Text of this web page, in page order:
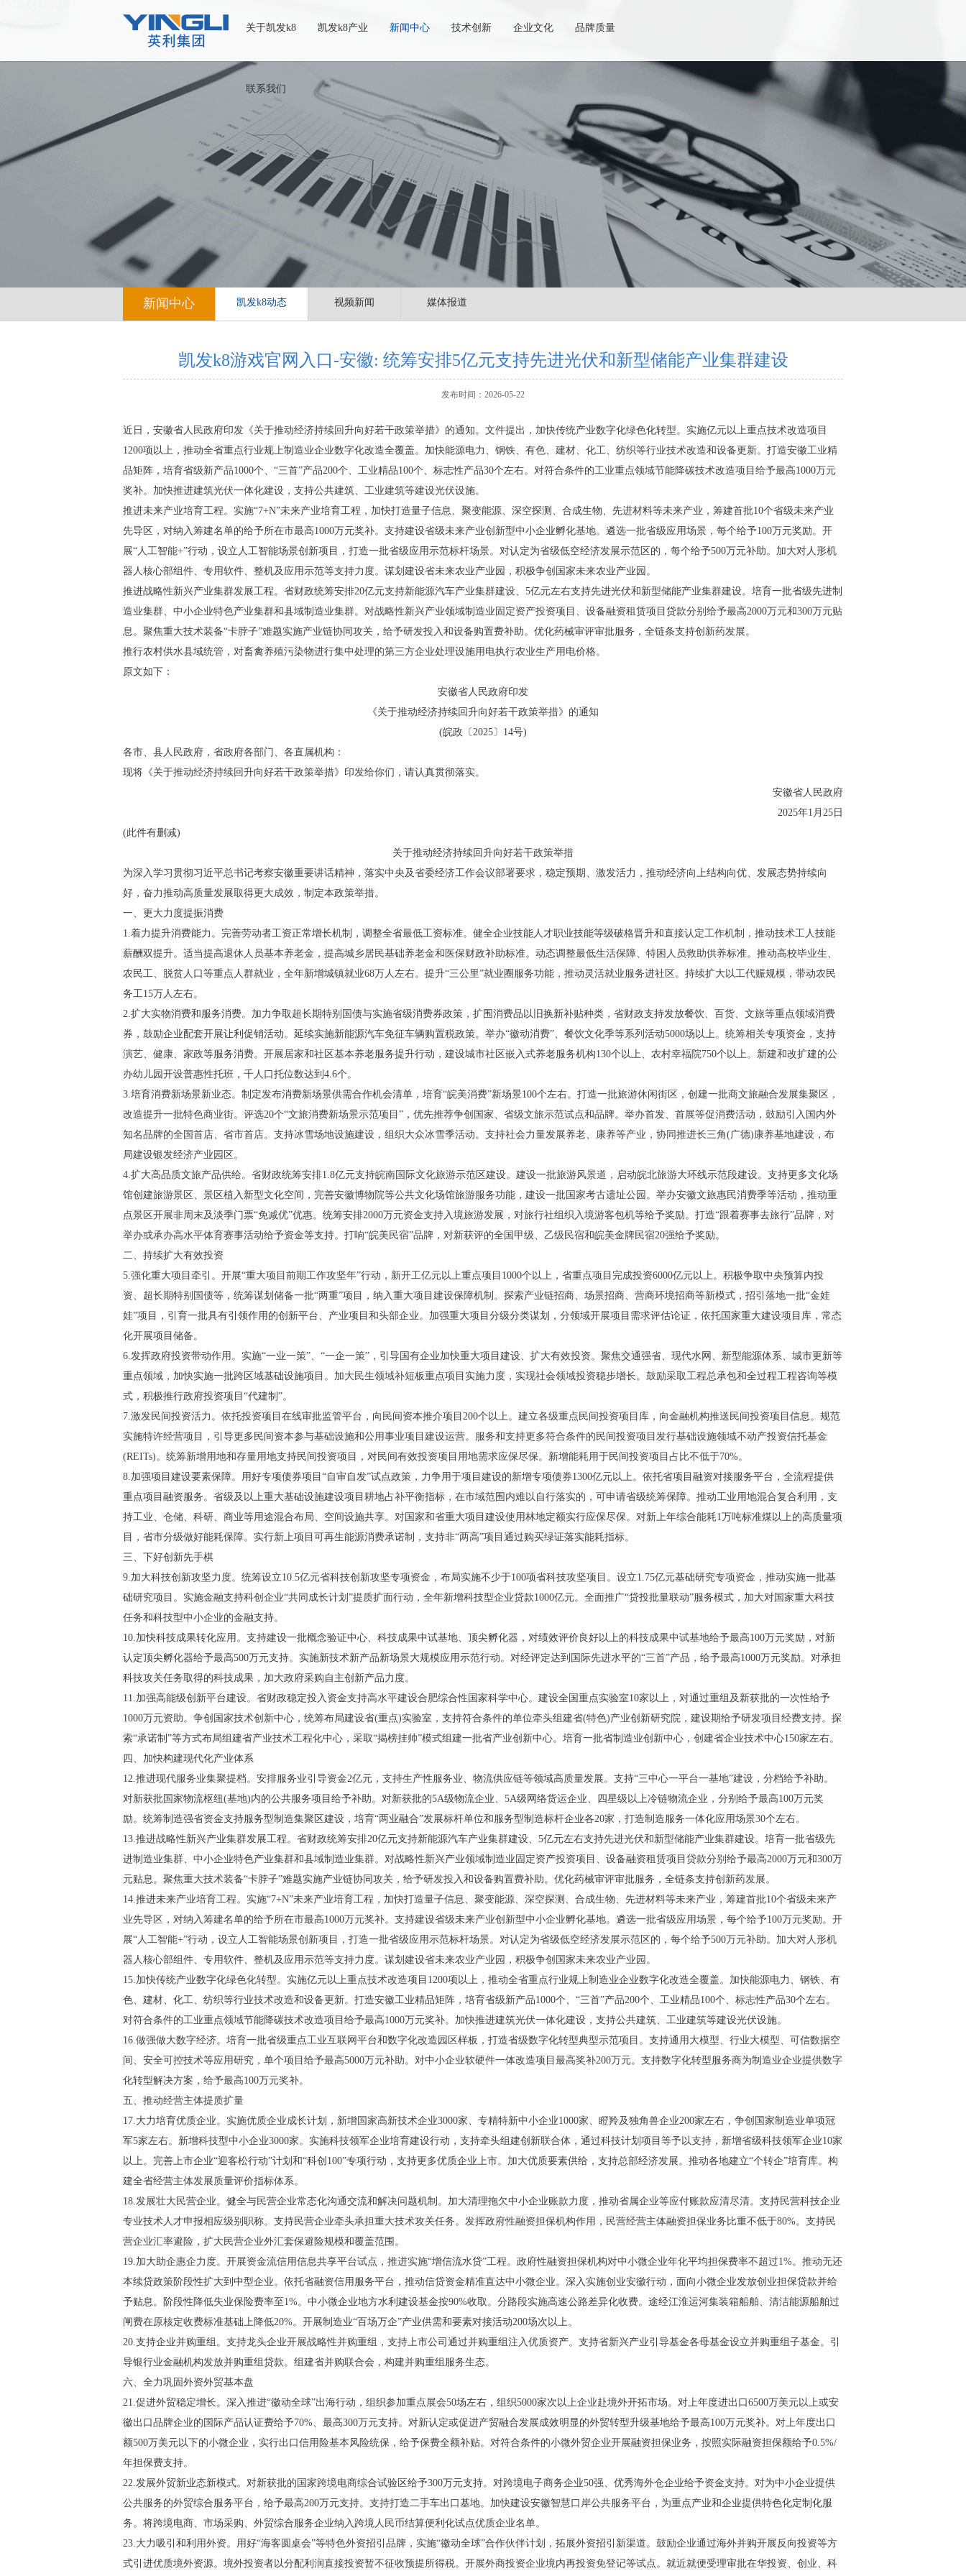
关于凯发k8 凯发k8产业 新闻中心 技术创新 企业文化 品牌质量
联系我们
新闻中心 凯发k8动态 视频新闻 媒体报道
凯发k8游戏官网入口-安徽: 统筹安排5亿元支持先进光伏和新型储能产业集群建设
发布时间：2026-05-22
近日，安徽省人民政府印发《关于推动经济持续回升向好若干政策举措》的通知。文件提出，加快传统产业数字化绿色化转型。实施亿元以上重点技术改造项目
1200项以上，推动全省重点行业规上制造业企业数字化改造全覆盖。加快能源电力、钢铁、有色、建材、化工、纺织等行业技术改造和设备更新。打造安徽工业精
品矩阵，培育省级新产品1000个、“三首”产品200个、工业精品100个、标志性产品30个左右。对符合条件的工业重点领域节能降碳技术改造项目给予最高1000万元
奖补。加快推进建筑光伏一体化建设，支持公共建筑、工业建筑等建设光伏设施。
推进未来产业培育工程。实施“7+N”未来产业培育工程，加快打造量子信息、聚变能源、深空探测、合成生物、先进材料等未来产业，筹建首批10个省级未来产业
先导区，对纳入筹建名单的给予所在市最高1000万元奖补。支持建设省级未来产业创新型中小企业孵化基地。遴选一批省级应用场景，每个给予100万元奖励。开
展“人工智能+”行动，设立人工智能场景创新项目，打造一批省级应用示范标杆场景。对认定为省级低空经济发展示范区的，每个给予500万元补助。加大对人形机
器人核心部组件、专用软件、整机及应用示范等支持力度。谋划建设省未来农业产业园，积极争创国家未来农业产业园。
推进战略性新兴产业集群发展工程。省财政统筹安排20亿元支持新能源汽车产业集群建设、5亿元左右支持先进光伏和新型储能产业集群建设。培育一批省级先进制
造业集群、中小企业特色产业集群和县域制造业集群。对战略性新兴产业领域制造业固定资产投资项目、设备融资租赁项目贷款分别给予最高2000万元和300万元贴
息。聚焦重大技术装备“卡脖子”难题实施产业链协同攻关，给予研发投入和设备购置费补助。优化药械审评审批服务，全链条支持创新药发展。
推行农村供水县域统管，对畜禽养殖污染物进行集中处理的第三方企业处理设施用电执行农业生产用电价格。
原文如下：
安徽省人民政府印发
《关于推动经济持续回升向好若干政策举措》的通知
(皖政〔2025〕14号)
各市、县人民政府，省政府各部门、各直属机构：
现将《关于推动经济持续回升向好若干政策举措》印发给你们，请认真贯彻落实。
安徽省人民政府
2025年1月25日
(此件有删减)
关于推动经济持续回升向好若干政策举措
为深入学习贯彻习近平总书记考察安徽重要讲话精神，落实中央及省委经济工作会议部署要求，稳定预期、激发活力，推动经济向上结构向优、发展态势持续向
好，奋力推动高质量发展取得更大成效，制定本政策举措。
一、更大力度提振消费
1.着力提升消费能力。完善劳动者工资正常增长机制，调整全省最低工资标准。健全企业技能人才职业技能等级破格晋升和直接认定工作机制，推动技术工人技能
薪酬双提升。适当提高退休人员基本养老金，提高城乡居民基础养老金和医保财政补助标准。动态调整最低生活保障、特困人员救助供养标准。推动高校毕业生、
农民工、脱贫人口等重点人群就业，全年新增城镇就业68万人左右。提升“三公里”就业圈服务功能，推动灵活就业服务进社区。持续扩大以工代赈规模，带动农民
务工15万人左右。
2.扩大实物消费和服务消费。加力争取超长期特别国债与实施省级消费券政策，扩围消费品以旧换新补贴种类，省财政支持发放餐饮、百货、文旅等重点领域消费
券，鼓励企业配套开展让利促销活动。延续实施新能源汽车免征车辆购置税政策。举办“徽动消费”、餐饮文化季等系列活动5000场以上。统筹相关专项资金，支持
演艺、健康、家政等服务消费。开展居家和社区基本养老服务提升行动，建设城市社区嵌入式养老服务机构130个以上、农村幸福院750个以上。新建和改扩建的公
办幼儿园开设普惠性托班，千人口托位数达到4.6个。
3.培育消费新场景新业态。制定发布消费新场景供需合作机会清单，培育“皖美消费”新场景100个左右。打造一批旅游休闲街区，创建一批商文旅融合发展集聚区，
改造提升一批特色商业街。评选20个“文旅消费新场景示范项目”，优先推荐争创国家、省级文旅示范试点和品牌。举办首发、首展等促消费活动，鼓励引入国内外
知名品牌的全国首店、省市首店。支持冰雪场地设施建设，组织大众冰雪季活动。支持社会力量发展养老、康养等产业，协同推进长三角(广德)康养基地建设，布
局建设银发经济产业园区。
4.扩大高品质文旅产品供给。省财政统筹安排1.8亿元支持皖南国际文化旅游示范区建设。建设一批旅游风景道，启动皖北旅游大环线示范段建设。支持更多文化场
馆创建旅游景区、景区植入新型文化空间，完善安徽博物院等公共文化场馆旅游服务功能，建设一批国家考古遗址公园。举办安徽文旅惠民消费季等活动，推动重
点景区开展非周末及淡季门票“免减优”优惠。统筹安排2000万元资金支持入境旅游发展，对旅行社组织入境游客包机等给予奖励。打造“跟着赛事去旅行”品牌，对
举办或承办高水平体育赛事活动给予资金等支持。打响“皖美民宿”品牌，对新获评的全国甲级、乙级民宿和皖美金牌民宿20强给予奖励。
二、持续扩大有效投资
5.强化重大项目牵引。开展“重大项目前期工作攻坚年”行动，新开工亿元以上重点项目1000个以上，省重点项目完成投资6000亿元以上。积极争取中央预算内投
资、超长期特别国债等，统筹谋划储备一批“两重”项目，纳入重大项目建设保障机制。探索产业链招商、场景招商、营商环境招商等新模式，招引落地一批“金娃
娃”项目，引育一批具有引领作用的创新平台、产业项目和头部企业。加强重大项目分级分类谋划，分领域开展项目需求评估论证，依托国家重大建设项目库，常态
化开展项目储备。
6.发挥政府投资带动作用。实施“一业一策”、“一企一策”，引导国有企业加快重大项目建设、扩大有效投资。聚焦交通强省、现代水网、新型能源体系、城市更新等
重点领域，加快实施一批跨区域基础设施项目。加大民生领域补短板重点项目实施力度，实现社会领域投资稳步增长。鼓励采取工程总承包和全过程工程咨询等模
式，积极推行政府投资项目“代建制”。
7.激发民间投资活力。依托投资项目在线审批监管平台，向民间资本推介项目200个以上。建立各级重点民间投资项目库，向金融机构推送民间投资项目信息。规范
实施特许经营项目，引导更多民间资本参与基础设施和公用事业项目建设运营。服务和支持更多符合条件的民间投资项目发行基础设施领域不动产投资信托基金
(REITs)。统筹新增用地和存量用地支持民间投资项目，对民间有效投资项目用地需求应保尽保。新增能耗用于民间投资项目占比不低于70%。
8.加强项目建设要素保障。用好专项债券项目“自审自发”试点政策，力争用于项目建设的新增专项债券1300亿元以上。依托省项目融资对接服务平台，全流程提供
重点项目融资服务。省级及以上重大基础设施建设项目耕地占补平衡指标，在市域范围内难以自行落实的，可申请省级统筹保障。推动工业用地混合复合利用，支
持工业、仓储、科研、商业等用途混合布局、空间设施共享。对国家和省重大项目建设使用林地定额实行应保尽保。对新上年综合能耗1万吨标准煤以上的高质量项
目，省市分级做好能耗保障。实行新上项目可再生能源消费承诺制，支持非“两高”项目通过购买绿证落实能耗指标。
三、下好创新先手棋
9.加大科技创新攻坚力度。统筹设立10.5亿元省科技创新攻坚专项资金，布局实施不少于100项省科技攻坚项目。设立1.75亿元基础研究专项资金，推动实施一批基
础研究项目。实施金融支持科创企业“共同成长计划”提质扩面行动，全年新增科技型企业贷款1000亿元。全面推广“贷投批量联动”服务模式，加大对国家重大科技
任务和科技型中小企业的金融支持。
10.加快科技成果转化应用。支持建设一批概念验证中心、科技成果中试基地、顶尖孵化器，对绩效评价良好以上的科技成果中试基地给予最高100万元奖励，对新
认定顶尖孵化器给予最高500万元支持。实施新技术新产品新场景大规模应用示范行动。对经评定达到国际先进水平的“三首”产品，给予最高1000万元奖励。对承担
科技攻关任务取得的科技成果，加大政府采购自主创新产品力度。
11.加强高能级创新平台建设。省财政稳定投入资金支持高水平建设合肥综合性国家科学中心。建设全国重点实验室10家以上，对通过重组及新获批的一次性给予
1000万元资助。争创国家技术创新中心，统筹布局建设省(重点)实验室，支持符合条件的单位牵头组建省(特色)产业创新研究院，建设期给予研发项目经费支持。探
索“承诺制”等方式布局组建省产业技术工程化中心，采取“揭榜挂帅”模式组建一批省产业创新中心。培育一批省制造业创新中心，创建省企业技术中心150家左右。
四、加快构建现代化产业体系
12.推进现代服务业集聚提档。安排服务业引导资金2亿元，支持生产性服务业、物流供应链等领域高质量发展。支持“三中心一平台一基地”建设，分档给予补助。
对新获批国家物流枢纽(基地)内的公共服务项目给予补助。对新获批的5A级物流企业、5A级网络货运企业、四星级以上冷链物流企业，分别给予最高100万元奖
励。统筹制造强省资金支持服务型制造集聚区建设，培育“两业融合”发展标杆单位和服务型制造标杆企业各20家，打造制造服务一体化应用场景30个左右。
13.推进战略性新兴产业集群发展工程。省财政统筹安排20亿元支持新能源汽车产业集群建设、5亿元左右支持先进光伏和新型储能产业集群建设。培育一批省级先
进制造业集群、中小企业特色产业集群和县域制造业集群。对战略性新兴产业领域制造业固定资产投资项目、设备融资租赁项目贷款分别给予最高2000万元和300万
元贴息。聚焦重大技术装备“卡脖子”难题实施产业链协同攻关，给予研发投入和设备购置费补助。优化药械审评审批服务，全链条支持创新药发展。
14.推进未来产业培育工程。实施“7+N”未来产业培育工程，加快打造量子信息、聚变能源、深空探测、合成生物、先进材料等未来产业，筹建首批10个省级未来产
业先导区，对纳入筹建名单的给予所在市最高1000万元奖补。支持建设省级未来产业创新型中小企业孵化基地。遴选一批省级应用场景，每个给予100万元奖励。开
展“人工智能+”行动，设立人工智能场景创新项目，打造一批省级应用示范标杆场景。对认定为省级低空经济发展示范区的，每个给予500万元补助。加大对人形机
器人核心部组件、专用软件、整机及应用示范等支持力度。谋划建设省未来农业产业园，积极争创国家未来农业产业园。
15.加快传统产业数字化绿色化转型。实施亿元以上重点技术改造项目1200项以上，推动全省重点行业规上制造业企业数字化改造全覆盖。加快能源电力、钢铁、有
色、建材、化工、纺织等行业技术改造和设备更新。打造安徽工业精品矩阵，培育省级新产品1000个、“三首”产品200个、工业精品100个、标志性产品30个左右。
对符合条件的工业重点领域节能降碳技术改造项目给予最高1000万元奖补。加快推进建筑光伏一体化建设，支持公共建筑、工业建筑等建设光伏设施。
16.做强做大数字经济。培育一批省级重点工业互联网平台和数字化改造园区样板，打造省级数字化转型典型示范项目。支持通用大模型、行业大模型、可信数据空
间、安全可控技术等应用研究，单个项目给予最高5000万元补助。对中小企业软硬件一体改造项目最高奖补200万元。支持数字化转型服务商为制造业企业提供数字
化转型解决方案，给予最高100万元奖补。
五、推动经营主体提质扩量
17.大力培育优质企业。实施优质企业成长计划，新增国家高新技术企业3000家、专精特新中小企业1000家、瞪羚及独角兽企业200家左右，争创国家制造业单项冠
军5家左右。新增科技型中小企业3000家。实施科技领军企业培育建设行动，支持牵头组建创新联合体，通过科技计划项目等予以支持，新增省级科技领军企业10家
以上。完善上市企业“迎客松行动”计划和“科创100”专项行动，支持更多优质企业上市。加大优质要素供给，支持总部经济发展。推动各地建立“个转企”培育库。构
建全省经营主体发展质量评价指标体系。
18.发展壮大民营企业。健全与民营企业常态化沟通交流和解决问题机制。加大清理拖欠中小企业账款力度，推动省属企业等应付账款应清尽清。支持民营科技企业
专业技术人才申报相应级别职称。支持民营企业牵头承担重大技术攻关任务。发挥政府性融资担保机构作用，民营经营主体融资担保业务比重不低于80%。支持民
营企业汇率避险，扩大民营企业外汇套保避险规模和覆盖范围。
19.加大助企惠企力度。开展资金流信用信息共享平台试点，推进实施“增信流水贷”工程。政府性融资担保机构对中小微企业年化平均担保费率不超过1%。推动无还
本续贷政策阶段性扩大到中型企业。依托省融资信用服务平台，推动信贷资金精准直达中小微企业。深入实施创业安徽行动，面向小微企业发放创业担保贷款并给
予贴息。阶段性降低失业保险费率至1%。中小微企业地方水利建设基金按90%收取。分路段实施高速公路差异化收费。途经江淮运河集装箱船舶、清洁能源船舶过
闸费在原核定收费标准基础上降低20%。开展制造业“百场万企”产业供需和要素对接活动200场次以上。
20.支持企业并购重组。支持龙头企业开展战略性并购重组，支持上市公司通过并购重组注入优质资产。支持省新兴产业引导基金各母基金设立并购重组子基金。引
导银行业金融机构发放并购重组贷款。组建省并购联合会，构建并购重组服务生态。
六、全力巩固外资外贸基本盘
21.促进外贸稳定增长。深入推进“徽动全球”出海行动，组织参加重点展会50场左右，组织5000家次以上企业赴境外开拓市场。对上年度进出口6500万美元以上或安
徽出口品牌企业的国际产品认证费给予70%、最高300万元支持。对新认定或促进产贸融合发展成效明显的外贸转型升级基地给予最高100万元奖补。对上年度出口
额500万美元以下的小微企业，实行出口信用险基本风险统保，给予保费全额补贴。对符合条件的小微外贸企业开展融资担保业务，按照实际融资担保额给予0.5%/
年担保费支持。
22.发展外贸新业态新模式。对新获批的国家跨境电商综合试验区给予300万元支持。对跨境电子商务企业50强、优秀海外仓企业给予资金支持。对为中小企业提供
公共服务的外贸综合服务平台，给予最高200万元支持。支持打造二手车出口基地。加快建设安徽智慧口岸公共服务平台，为重点产业和企业提供特色化定制化服
务。将跨境电商、市场采购、外贸综合服务企业纳入跨境人民币结算便利化试点优质企业名单。
23.大力吸引和利用外资。用好“海客圆桌会”等特色外资招引品牌，实施“徽动全球”合作伙伴计划，拓展外资招引新渠道。鼓励企业通过海外并购开展反向投资等方
式引进优质境外资源。境外投资者以分配利润直接投资暂不征收预提所得税。开展外商投资企业境内再投资免登记等试点。就近就便受理审批在华投资、创业、科